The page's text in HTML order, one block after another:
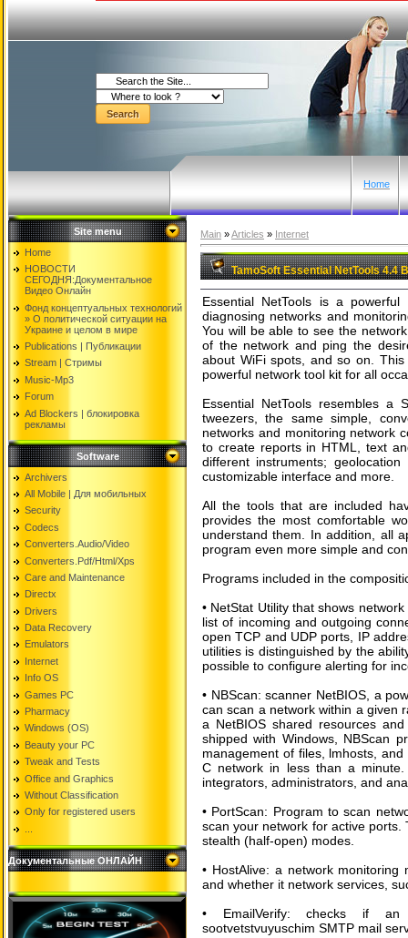
Home
Site menu
Home
НОВОСТИ
СЕГОДНЯ:Документальнoе
Видео Oнлайн
Фонд концептуальных технологий
» O политической ситуации на
Украине и целом в мире
Publications | Публикации
Stream | Стримы
Music-Mp3
Forum
Ad Blockers | блокировкa
рекламы
Software
Archivers
All Mobile | Для мобильных
Security
Codecs
Converters.Audio/Video
Converters.Pdf/Html/Xps
Care and Maintenance
Directx
Drivers
Data Recovery
Emulators
Internet
Info OS
Games PC
Pharmacy
Windows (OS)
Beauty your PC
Tweak and Tests
Office and Graphics
Without Classification
Only for registered users
Документальные ОНЛАЙН
Main »Articles » Internet
TamoSoft Essential NetTools 4.4
Essential NetTools is a
diagnosing networks and
You will be able to see the
of the network and ping the
about WiFi spots, and so on.
powerful network tool kit for all
Essential NetTools resembles a
tweezers, the same simple,
networks and monitoring network
to create reports in HTML, text
different instruments;
customizable interface and more.
All the tools that are included
provides the most comfortable
understand them. In addition, all
program even more simple and
Programs included in the
• NetStat Utility that shows
list of incoming and outgoing
open TCP and UDP ports, IP
utilities is distinguished by the
possible to configure alerting for
• NBScan: scanner NetBIOS, a
can scan a network within a given
a NetBIOS shared resources
shipped with Windows, NBScan
management of files, lmhosts,
C network in less than a
integrators, administrators, and
• PortScan: Program to scan
scan your network for active
stealth (half-open) modes.
• HostAlive: a network
and whether it network services,
• EmailVerify: checks if an
sootvetstvuyuschim SMTP mail